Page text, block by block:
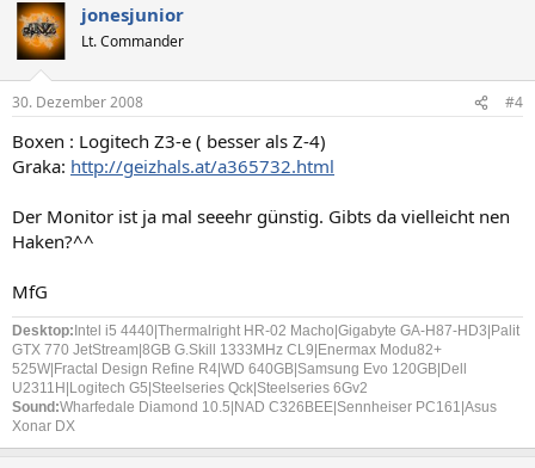
jonesjunior
Lt. Commander
30. Dezember 2008 #4
Boxen : Logitech Z3-e ( besser als Z-4)
Graka: http://geizhals.at/a365732.html
Der Monitor ist ja mal seeehr günstig. Gibts da vielleicht nen
Haken?^^
MfG
Desktop: Intel i5 4440|Thermalright HR-02 Macho|Gigabyte GA-H87-HD3|Palit
GTX 770 JetStream|8GB G.Skill 1333MHz CL9|Enermax Modu82+
525W|Fractal Design Refine R4|WD 640GB|Samsung Evo 120GB|Dell
U2311H|Logitech G5|Steelseries Qck|Steelseries 6Gv2
Sound:Wharfedale Diamond 10.5|NAD C326BEE|Sennheiser PC161|Asus
Xonar DX